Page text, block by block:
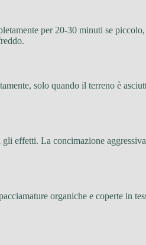
per 20-30 minuti se
solo quando il terreno è
effetti. La concimazione
organiche e coperte in